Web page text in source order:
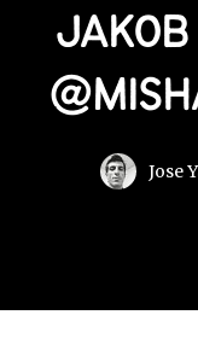
JAKOB
Jose